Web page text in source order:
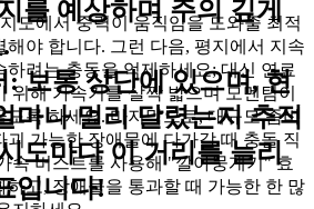
를 예상하며 주의 깊게
:보통 상단에 있으며, 현
마나 멀리 달렸는지 추적
도마다 이 거리를 늘리
입니다!
도에서 중력이 움직임을 도와줄 최적
해야 합니다. 그런 다음, 평지에서 지속
하려는 충동을 억제하세요; 대신 연료
위해 가속기를 살짝 밟으며 모멘텀이
도록 하세요. 마지막으로, 대규모 좀비
괴 가능한 장애물에 다가갈 때 충돌 직
속 버스트를 사용해 "깔아뭉개기" 효
하고, 장애물을 통과할 때 가능한 한 많